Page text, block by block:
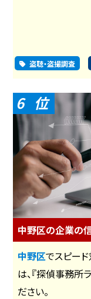
盗聴・盗撮調査
6
中野区の企業の
中野区でスピー
は、『探偵事務所
ださい。